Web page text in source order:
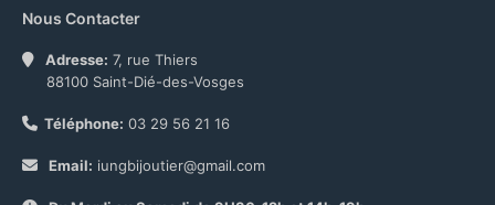
Nous Contacter
Adresse: 7, rue Thiers
88100 Saint-Dié-des-Vosges
Téléphone: 03 29 56 21 16
Email: iungbijoutier@gmail.com